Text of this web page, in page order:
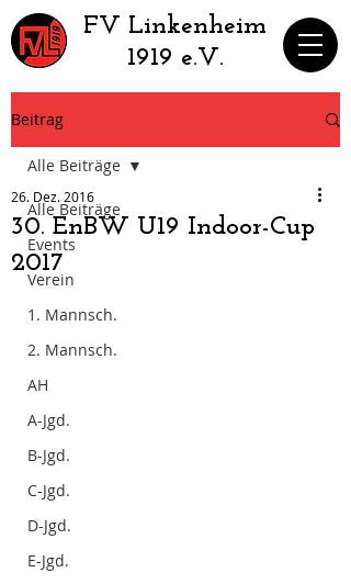
​FV Linkenheim
1919 e.V.
Beitrag
Alle Beiträge
Events
Verein
1. Mannsch.
2. Mannsch.
AH
A-Jgd.
B-Jgd.
C-Jgd.
D-Jgd.
E-Jgd.
Alle Beiträge
30. EnBW U19 Indoor-Cup
2017
26. Dez. 2016